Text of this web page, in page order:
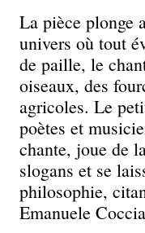
La pièce plonge
univers où tout
de paille, le
oiseaux, des
agricoles. Le
poètes et
chante, joue de
slogans et se
philosophie,
Emanuele